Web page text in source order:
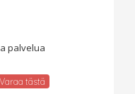
palvelua
Varaa tästä